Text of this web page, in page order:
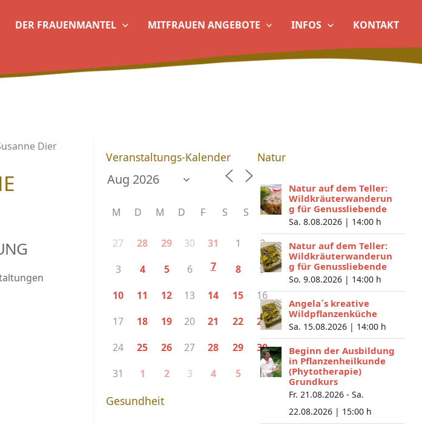
DER FRAUENMANTEL MITFRAUEN ANGEBOTE INFOS KONTAKT
Dier
Veranstaltungs-Kalender
M D M D F S S
27 28 29 30 31 1
2
3
4 5 6 7 8
9
10
11 12 13 14 15
16
17
18 19 20 21 22
23
24
25 26 27 28 29
30
31
1 2 3 4 5 6
Gesundheit
Natur
Natur auf dem Teller:
Wildkräuterwanderun
g für Genussliebende
Sa. 8.08.2026 | 14:00 h
Natur auf dem Teller:
Wildkräuterwanderun
g für Genussliebende
So. 9.08.2026 | 14:00 h
Angela´s kreative
Wildpflanzenküche
Sa. 15.08.2026 | 14:00 h
Beginn der Ausbildung
in Pflanzenheilkunde
(Phytotherapie)
Grundkurs
Fr. 21.08.2026 - Sa.
22.08.2026 | 15:00 h